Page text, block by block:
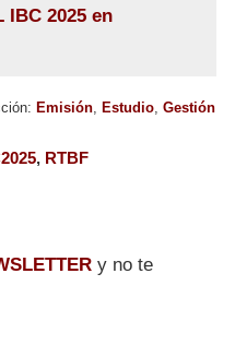
IBC 2025 en
Emisión, Estudio, Gestión
, RTBF
y no te